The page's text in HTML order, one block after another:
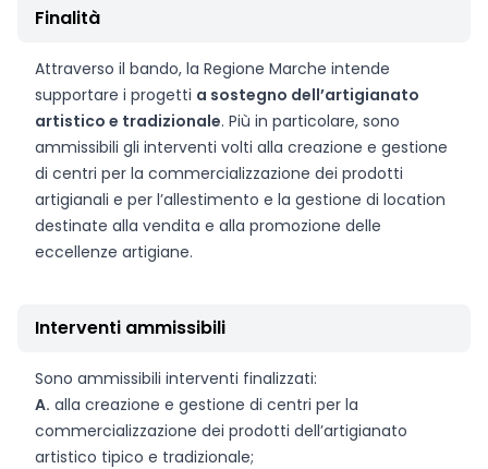
Finalità
Attraverso il bando, la Regione Marche intende
supportare i progetti a sostegno dell’artigianato
artistico e tradizionale. Più in particolare, sono
ammissibili gli interventi volti alla creazione e gestione
di centri per la commercializzazione dei prodotti
artigianali e per l’allestimento e la gestione di location
destinate alla vendita e alla promozione delle
eccellenze artigiane.
Interventi ammissibili
Sono ammissibili interventi finalizzati:
A. alla creazione e gestione di centri per la
commercializzazione dei prodotti dell’artigianato
artistico tipico e tradizionale;